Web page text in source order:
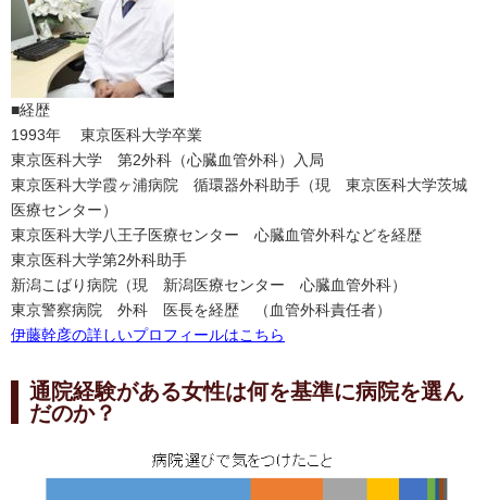
■経歴
1993年 東京医科大学卒業
東京医科大学 第2外科（心臓血管外科）入局
東京医科大学霞ヶ浦病院 循環器外科助手（現 東京医科大学茨城
医療センター）
東京医科大学八王子医療センター 心臓血管外科などを経歴
東京医科大学第2外科助手
新潟こばり病院（現 新潟医療センター 心臓血管外科）
東京警察病院 外科 医長を経歴 （血管外科責任者）
伊藤幹彦の詳しいプロフィールはこちら
通院経験がある女性は何を基準に病院を選ん
だのか？